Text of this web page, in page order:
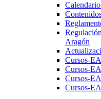
Aragón
Cursos-
Cursos-
Cursos-
Cursos-